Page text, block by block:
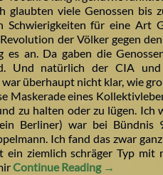
glaubten viele Genossen bis
Schwierigkeiten für eine Art
der Völker gegen
es an. Da gaben die
Und natürlich der CIA
überhaupt nicht klar, wie
Maskerade eines
zu halten oder zu lügen. Ich
Berliner) war bei Bündnis
Ich fand das zwar
ein ziemlich schräger Typ mit
Continue Reading →